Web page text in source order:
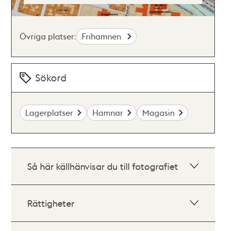
Övriga platser: Frihamnen
Sökord
Lagerplatser Hamnar Magasin
Så här källhänvisar du till fotografiet
Rättigheter